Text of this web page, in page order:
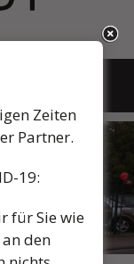
Zeiten
Partner.
19:
für Sie wie
den